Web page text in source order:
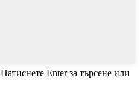
Натиснете Enter за търсене или